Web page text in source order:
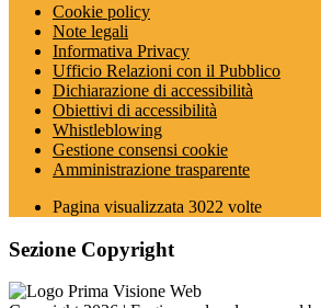
Cookie policy
Note legali
Informativa Privacy
Ufficio Relazioni con il Pubblico
Dichiarazione di accessibilità
Obiettivi di accessibilità
Whistleblowing
Gestione consensi cookie
Amministrazione trasparente
Pagina visualizzata 3022 volte
Sezione Copyright